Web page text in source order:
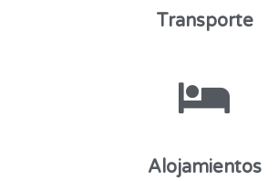
Transporte
Alojamientos